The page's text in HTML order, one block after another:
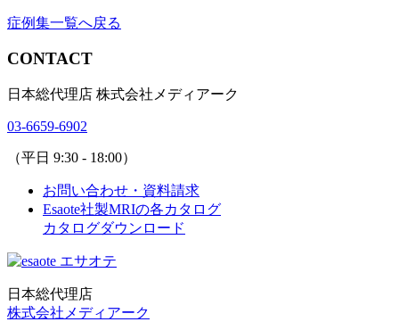
症例集一覧へ戻る
CONTACT
日本総代理店 株式会社メディアーク
03-6659-6902
（平日 9:30 - 18:00）
お問い合わせ・資料請求
Esaote社製MRIの各カタログ
カタログダウンロード
日本総代理店
株式会社メディアーク